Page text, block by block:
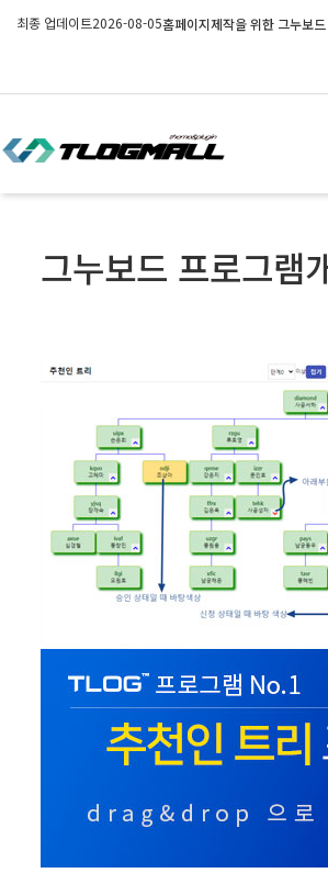
최종 업데이트2026-08-05홈페이지제작을 위한 그누보
그누보드 프로그램